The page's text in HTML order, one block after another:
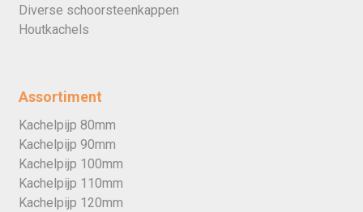
Diverse schoorsteenkappen
Houtkachels
Assortiment
Kachelpijp 80mm
Kachelpijp 90mm
Kachelpijp 100mm
Kachelpijp 110mm
Kachelpijp 120mm